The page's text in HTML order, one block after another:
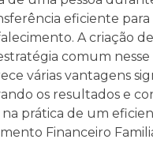
eficiente para
A criação
comum
várias vantagens
os resultados e
prática de um
Financeiro